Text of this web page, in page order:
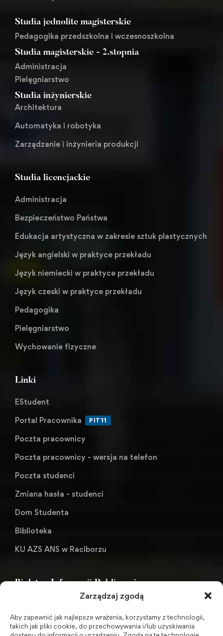
Zarządzaj zgodą
Aby zapewnić jak najlepsze wrażenia, korzystamy z technologii,
takich jak pliki cookie, do przechowywania i/lub uzyskiwania
Studia jednolite magisterskie
Pedagogika przedszkolna i wczesnoszkolna
Studia magisterskie - 2.stopnia
Administracja
Pielęgniarstwo
Studia inżynierskie
Architektura
Automatyka i robotyka
Zarządzanie i inżynieria produkcji
Studia licencjackie
Administracja
Bezpieczeństwo Państwa
Edukacja artystyczna w zakresie sztuk plastycznych
Język angielski w praktyce przekładu
Język niemiecki w praktyce przekładu
Język czeski w praktyce przekładu
Pedagogika
Pielęgniarstwo
Wychowanie fizyczne
Linki
EStudent
Portal Pracownika
PIT11
Poczta pracownicy
Poczta pracownicy - wersja na telefon
Poczta studenci
Zmiana hasła - studenci
Dom Studenta
Biblioteka
KU AZS ANS w Raciborzu
Biuletyn Informacji Publicznej
BIP - Biuletyn Informacji Publicznej PWSZ -